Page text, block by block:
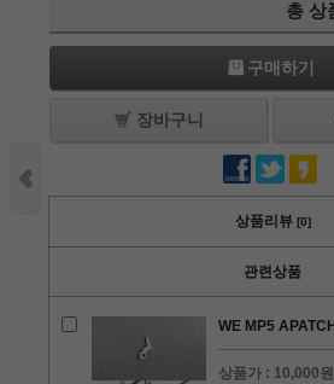
총 상
구매하기
장바구니
상품리뷰 [0]
관련상품
WE MP5
상품가 : 10,000원